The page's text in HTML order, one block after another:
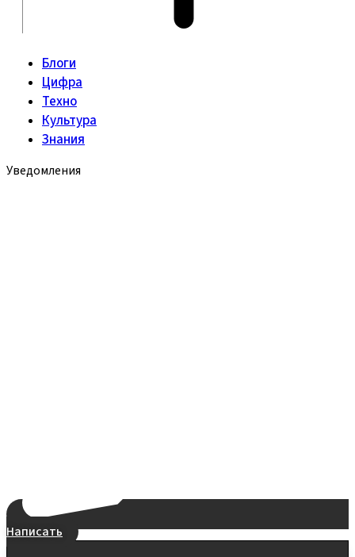
Блоги
Цифра
Техно
Культура
Знания
Уведомления
Написать